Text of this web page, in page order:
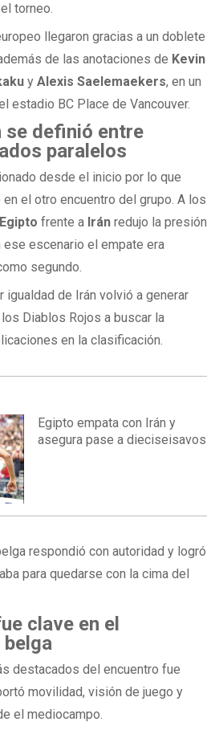
torneo.
llegaron gracias a un doblete
de las anotaciones de Kevin
y Alexis Saelemaekers, en un
estadio BC Place de Vancouver.
definió entre
paralelos
desde el inicio por lo que
el otro encuentro del grupo. A los
Egipto frente a Irán redujo la presión
ese escenario el empate era
segundo.
igualdad de Irán volvió a generar
Diablos Rojos a buscar la
en la clasificación.
Egipto empata con Irán y
asegura pase a dieciseisavos
respondió con autoridad y logró
para quedarse con la cima del
clave en el
destacados del encuentro fue
movilidad, visión de juego y
el mediocampo.